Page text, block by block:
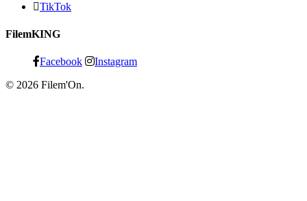
TikTok
FilemKING
Facebook Instagram
© 2026 Filem'On.